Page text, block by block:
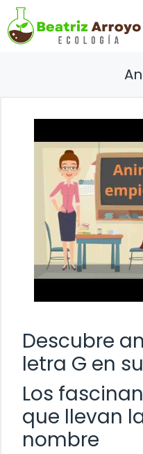
Saltar
al
contenido
Descubre
letra G en
Los
que llevan
nombre